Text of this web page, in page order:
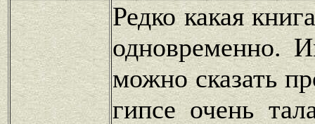
Редко какая
одновременно.
можно сказать
гипсе очень